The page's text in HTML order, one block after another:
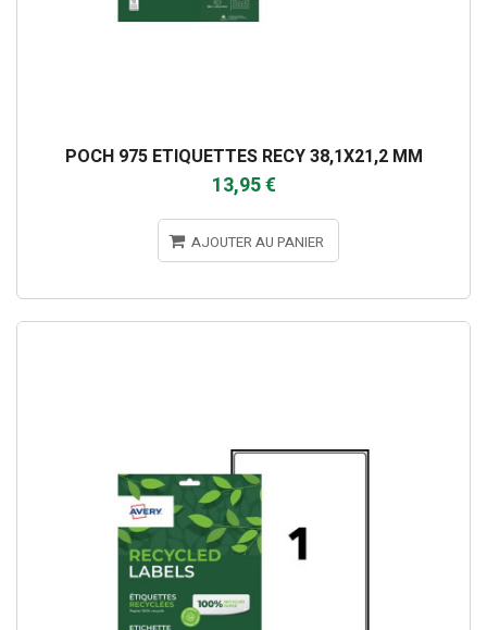
POCH 975 ETIQUETTES RECY 38,1X21,2 MM
13,95 €
AJOUTER AU PANIER